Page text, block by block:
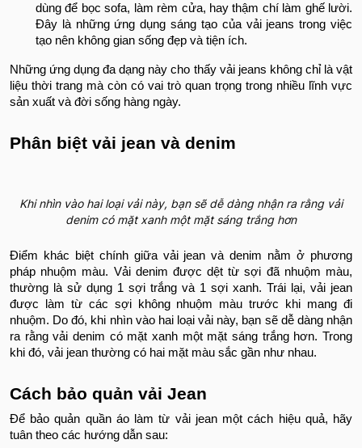
dùng để bọc sofa, làm rèm cửa, hay thậm chí làm ghế lười.
Đây là những ứng dụng sáng tạo của vải jeans trong việc
tạo nên không gian sống đẹp và tiện ích.
Những ứng dụng đa dạng này cho thấy vải jeans không chỉ là vật
liệu thời trang mà còn có vai trò quan trọng trong nhiều lĩnh vực
sản xuất và đời sống hàng ngày.
Phân biệt vải jean và denim
Khi nhìn vào hai loại vải này, bạn sẽ dễ dàng nhận ra rằng vải
denim có mặt xanh một mặt sáng trắng hơn
Điểm khác biệt chính giữa vải jean và denim nằm ở phương
pháp nhuộm màu. Vải denim được dệt từ sợi đã nhuộm màu,
thường là sử dụng 1 sợi trắng và 1 sợi xanh. Trái lại, vải jean
được làm từ các sợi không nhuộm màu trước khi mang đi
nhuộm. Do đó, khi nhìn vào hai loại vải này, bạn sẽ dễ dàng nhận
ra rằng vải denim có mặt xanh một mặt sáng trắng hơn. Trong
khi đó, vải jean thường có hai mặt màu sắc gần như nhau.
Cách bảo quản vải Jean
Để bảo quản quần áo làm từ vải jean một cách hiệu quả, hãy
tuân theo các hướng dẫn sau: